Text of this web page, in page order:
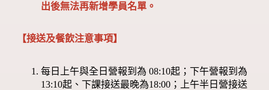
出後無法再新增學員名單。
【接送及餐飲注意事項】
每日上午與全日營報到為 08:10起；下午營報到為
13:10起、下課接送最晚為18:00；上午半日營接送